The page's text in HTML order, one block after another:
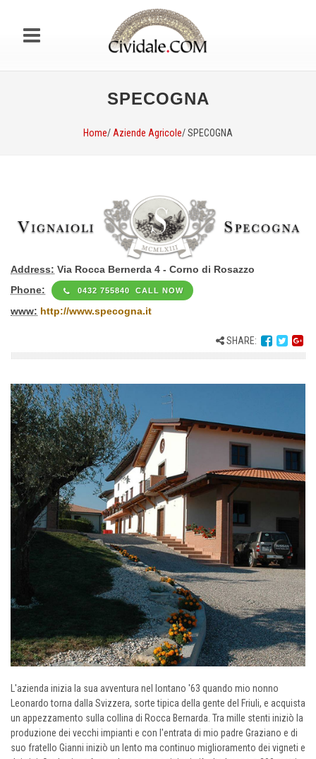
SPECOGNA
Home/ Aziende Agricole/ SPECOGNA
Address: Via Rocca Bernerda 4 - Corno di Rosazzo
Phone:
0432 755840 CALL NOW
www: http://www.specogna.it
SHARE:
L'azienda inizia la sua avventura nel lontano '63 quando mio nonno
Leonardo torna dalla Svizzera, sorte tipica della gente del Friuli, e acquista
un appezzamento sulla collina di Rocca Bernarda. Tra mille stenti iniziò la
produzione dei vecchi impianti e con l'entrata di mio padre Graziano e di
suo fratello Gianni iniziò un lento ma continuo miglioramento dei vigneti e